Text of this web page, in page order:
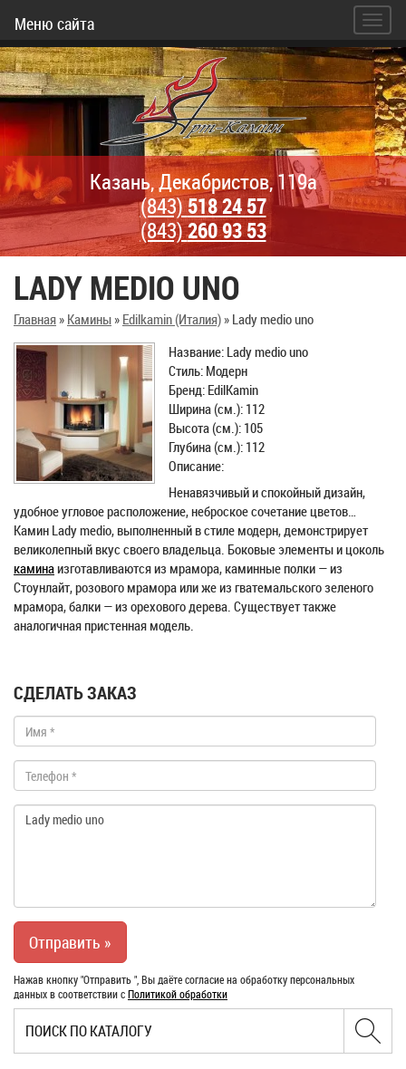
Меню сайта
Казань, Декабристов, 119а
(843)518 24 57
(843)260 93 53
LADY MEDIO UNO
Главная» Камины» Edilkamin (Италия)» Lady medio uno
Название: Lady medio uno
Стиль: Модерн
Бренд: EdilKamin
Ширина (см.): 112
Высота (см.): 105
Глубина (см.): 112
Описание:
Ненавязчивый и спокойный дизайн,
удобное угловое расположение, неброское сочетание цветов…
Камин Lady medio, выполненный в стиле модерн, демонстрирует
великолепный вкус своего владельца. Боковые элементы и цоколь
каминаизготавливаются из мрамора, каминные полки — из
Стоунлайт, розового мрамора или же из гватемальского зеленого
мрамора, балки — из орехового дерева. Существует также
аналогичная пристенная модель.
СДЕЛАТЬ ЗАКАЗ
Нажав кнопку "Отправить ", Вы даёте согласие на обработку персональных
данных в соответствии сПолитикой обработки